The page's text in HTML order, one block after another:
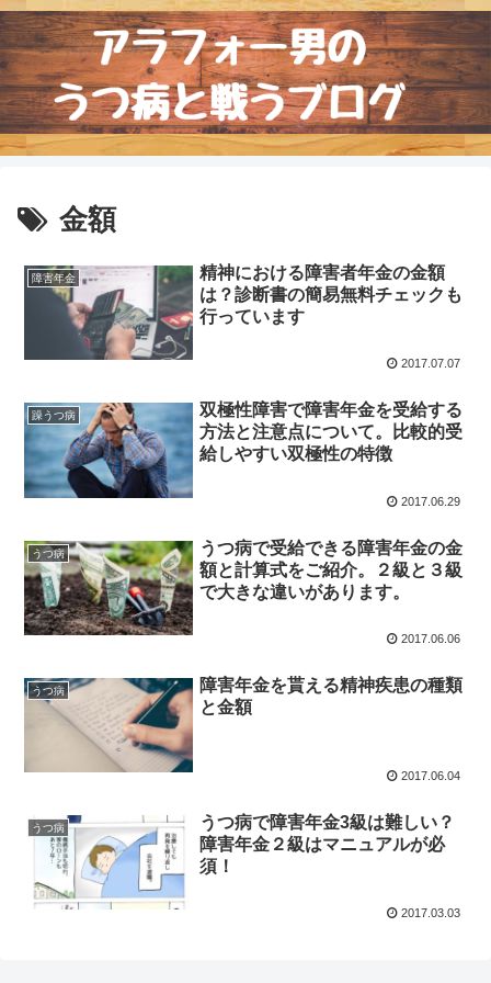
金額
障害年金
精神における障害者年金の金額
は？診断書の簡易無料チェックも
行っています
2017.07.07
躁うつ病
双極性障害で障害年金を受給する
方法と注意点について。比較的受
給しやすい双極性の特徴
2017.06.29
うつ病
うつ病で受給できる障害年金の金
額と計算式をご紹介。２級と３級
で大きな違いがあります。
2017.06.06
うつ病
障害年金を貰える精神疾患の種類
と金額
2017.06.04
うつ病
うつ病で障害年金3級は難しい？
障害年金２級はマニュアルが必
須！
2017.03.03